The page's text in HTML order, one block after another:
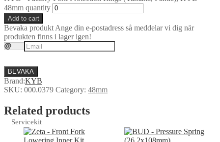
48mm quantity
Add to cart
Bevaka produkt Ange din e-postadress så meddelar vi dig när
produkten finns i lager igen!
BEVAKA
Brand:KYB
SKU: 000.0379 Category: 48mm
Related products
Servicekit